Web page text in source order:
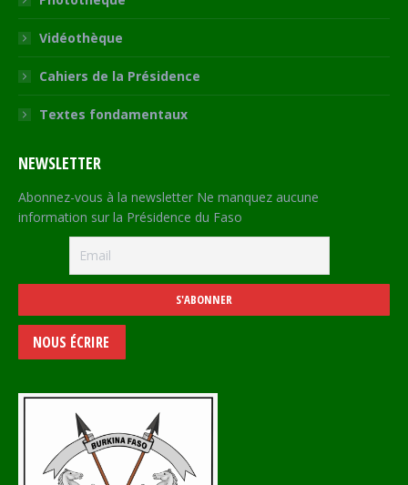
Vidéothèque
Cahiers de la Présidence
Textes fondamentaux
NEWSLETTER
Abonnez-vous à la newsletter Ne manquez aucune
information sur la Présidence du Faso
NOUS ÉCRIRE